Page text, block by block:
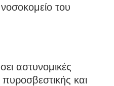
του
αστυνομικές
και